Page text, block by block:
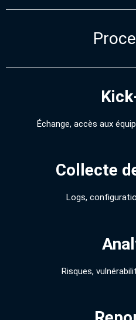
Échange, accès aux
Collecte
Logs,
Risques,